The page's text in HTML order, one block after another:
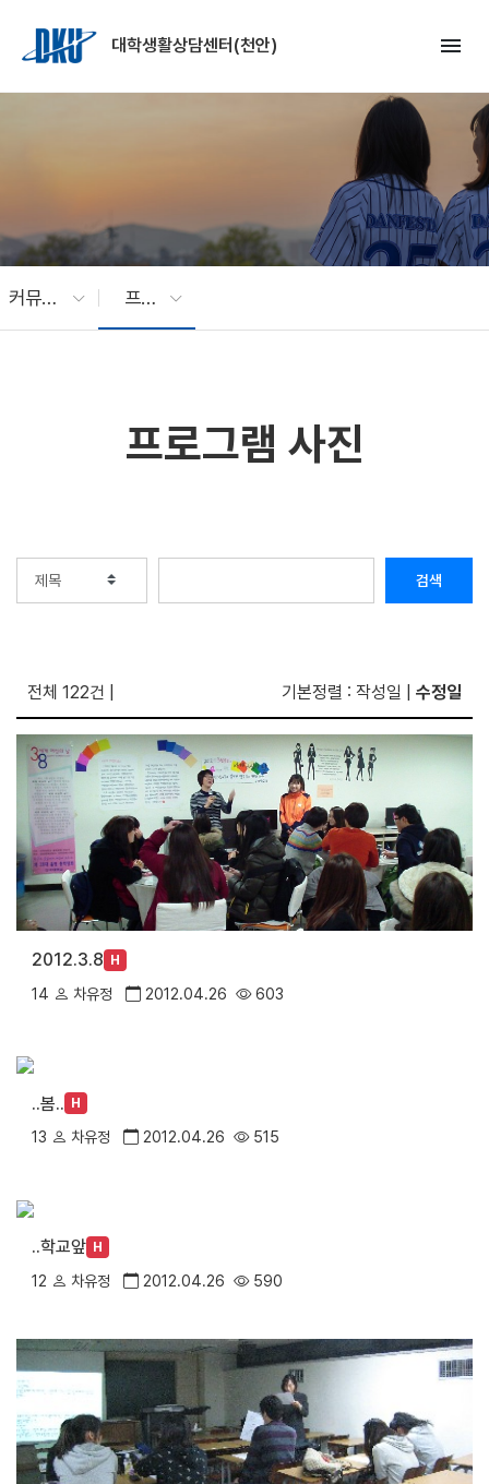
대학생활상담센터(천안)
menu
커뮤니티 프로그램 사진
프로그램 사진
검색
전체 122건 기본정렬 : 작성일 수정일
2012.3.8 H
14 차유정 2012.04.26 603
..봄.. H
13 차유정 2012.04.26 515
..학교앞 H
12 차유정 2012.04.26 590